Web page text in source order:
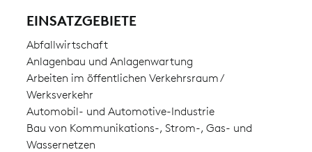
EINSATZGEBIETE
Abfallwirtschaft
Anlagenbau und Anlagenwartung
Arbeiten im öffentlichen Verkehrsraum /
Werksverkehr
Automobil- und Automotive-Industrie
Bau von Kommunikations-, Strom-, Gas- und
Wassernetzen